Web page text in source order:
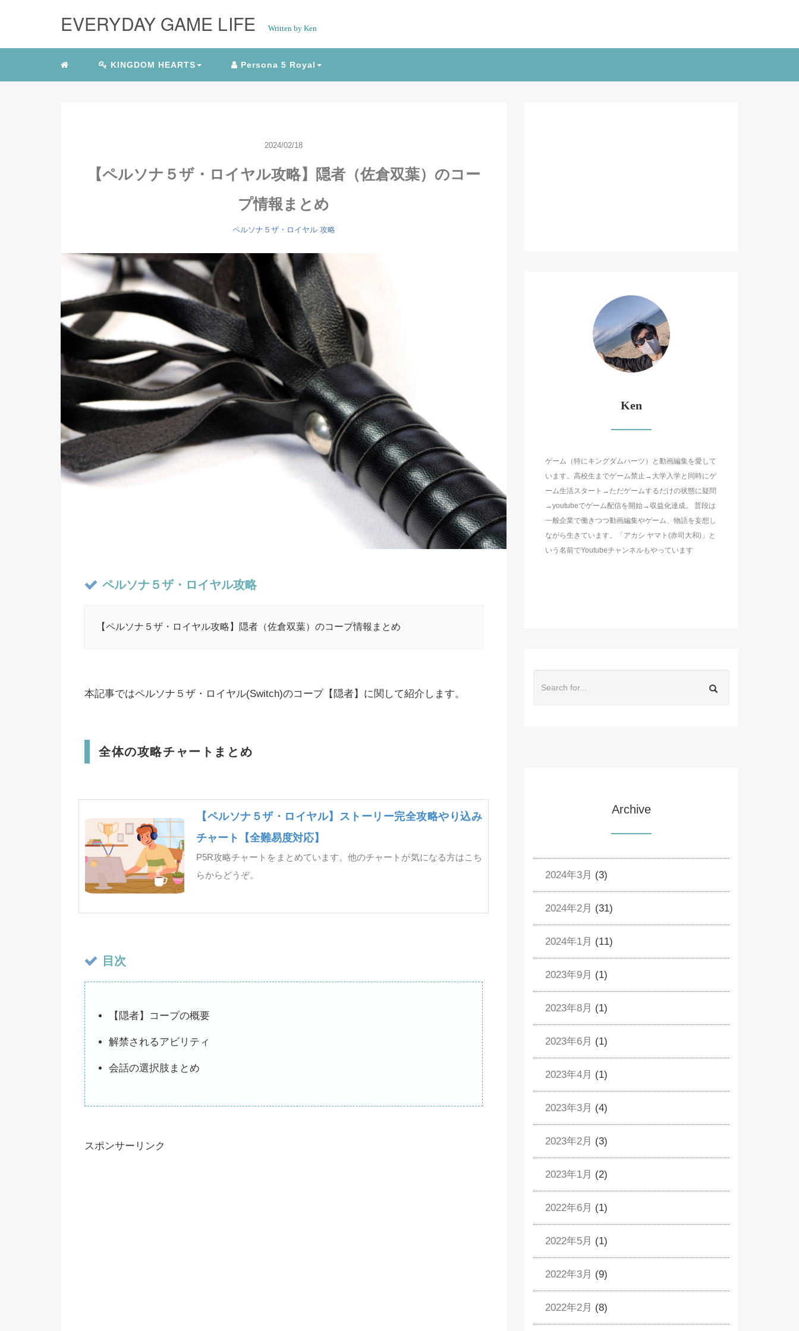
EVERYDAY GAME LIFE Written by Ken
KINGDOM HEARTS Persona 5 Royal
2024/02/18
【ペルソナ５ザ・ロイヤル攻略】隠者（佐倉双葉）のコー
プ情報まとめ
ペルソナ５ザ・ロイヤル 攻略
ペルソナ５ザ・ロイヤル攻略
【ペルソナ５ザ・ロイヤル攻略】隠者（佐倉双葉）のコープ情報まとめ
本記事ではペルソナ５ザ・ロイヤル(Switch)のコープ【隠者】に関して紹介します。
全体の攻略チャートまとめ
【ペルソナ５ザ・ロイヤル】ストーリー完全攻略やり込み
チャート【全難易度対応】
P5R攻略チャートをまとめています。他のチャートが気になる方はこち
らからどうぞ。
目次
【隠者】コープの概要
解禁されるアビリティ
会話の選択肢まとめ
スポンサーリンク
Ken
ゲーム（特にキングダムハーツ）と動画編集を愛して
います。高校生までゲーム禁止→大学入学と同時にゲ
ーム生活スタート→ただゲームするだけの状態に疑問
→youtubeでゲーム配信を開始→収益化達成。 普段は
一般企業で働きつつ動画編集やゲーム、物語を妄想し
ながら生きています。「アカシ ヤマト(赤司大和)」と
いう名前でYoutubeチャンネルもやっています
Archive
2024年3月 (3)
2024年2月 (31)
2024年1月 (11)
2023年9月 (1)
2023年8月 (1)
2023年6月 (1)
2023年4月 (1)
2023年3月 (4)
2023年2月 (3)
2023年1月 (2)
2022年6月 (1)
2022年5月 (1)
2022年3月 (9)
2022年2月 (8)